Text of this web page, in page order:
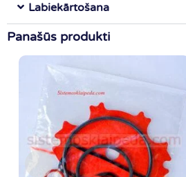
Labiekārtošana
Panašūs produkti